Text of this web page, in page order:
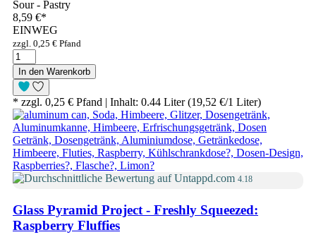
Sour - Pastry
8,59 €*
EINWEG
zzgl. 0,25 € Pfand
In den Warenkorb
* zzgl. 0,25 € Pfand | Inhalt: 0.44 Liter (19,52 €/1 Liter)
4.18
Glass Pyramid Project - Freshly Squeezed:
Raspberry Fluffies